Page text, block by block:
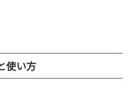
使い方